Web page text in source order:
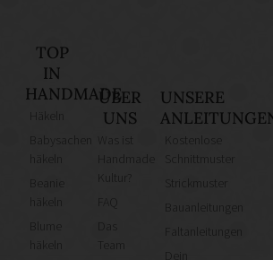
TOP
IN
HANDMADE
häkeln
häkeln
ÜBER
UNS
Was ist
Kultur?
Das
Team
UNSERE
Kostenlose
Schnittmuster
Strickmuster
Bauanleitungen
Faltanleitungen